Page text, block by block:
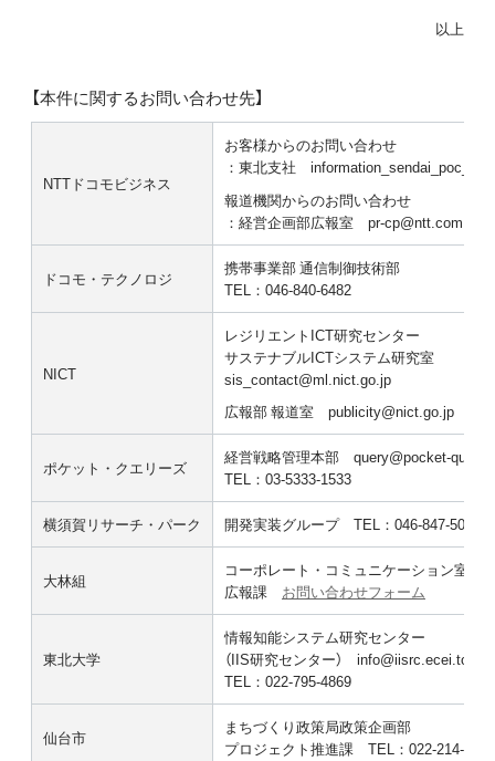
以上
【本件に関するお問い合わせ先】
NTTドコモビジネス
お客様からのお問い合わせ
：東北支社
報道機関からのお問い合わせ
：経営企画部広報室 pr-cp@ntt.com
ドコモ・テクノロジ
携帯事業部 通信制御技術部
TEL：046-840-6482
NICT
レジリエントICT研究センター
サステナブルICTシステム研究室
sis_contact@ml.nict.go.jp
広報部 報道室 publicity@nict.go.jp
ポケット・クエリーズ
経営戦略管理本部 query@pocket-
TEL：03-5333-1533
横須賀リサーチ・パーク 開発実装グループ TEL：046-847-5000
大林組
コーポレート・コミュニケーション室
広報課 お問い合わせフォーム
東北大学
情報知能システム研究センター
（IIS研究センター）
TEL：022-795-4869
仙台市
まちづくり政策局政策企画部
プロジェクト推進課 TEL：022-214-1254